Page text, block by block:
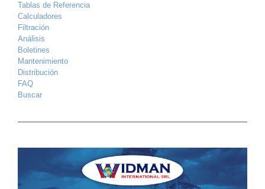
Tablas de Referencia
Calculadores
Filtración
Análisis
Boletines
Mantenimiento
Distribución
FAQ
Buscar